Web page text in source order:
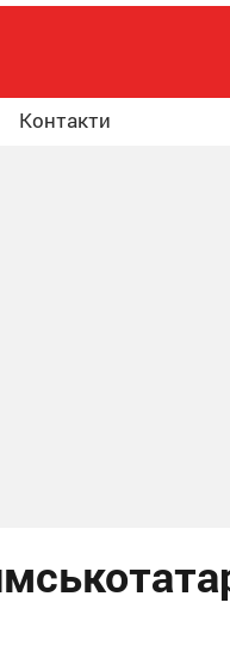
Контакти